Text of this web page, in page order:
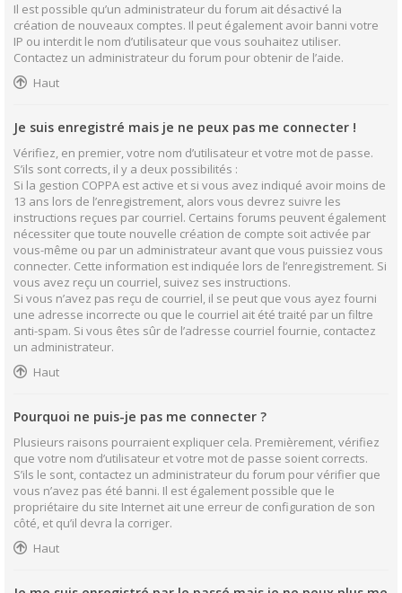
Il est possible qu’un administrateur du forum ait désactivé la
création de nouveaux comptes. Il peut également avoir banni votre
IP ou interdit le nom d’utilisateur que vous souhaitez utiliser.
Contactez un administrateur du forum pour obtenir de l’aide.
Haut
Je suis enregistré mais je ne peux pas me connecter !
Vérifiez, en premier, votre nom d’utilisateur et votre mot de passe.
S’ils sont corrects, il y a deux possibilités :
Si la gestion COPPA est active et si vous avez indiqué avoir moins de
13 ans lors de l’enregistrement, alors vous devrez suivre les
instructions reçues par courriel. Certains forums peuvent également
nécessiter que toute nouvelle création de compte soit activée par
vous-même ou par un administrateur avant que vous puissiez vous
connecter. Cette information est indiquée lors de l’enregistrement. Si
vous avez reçu un courriel, suivez ses instructions.
Si vous n’avez pas reçu de courriel, il se peut que vous ayez fourni
une adresse incorrecte ou que le courriel ait été traité par un filtre
anti-spam. Si vous êtes sûr de l’adresse courriel fournie, contactez
un administrateur.
Haut
Pourquoi ne puis-je pas me connecter ?
Plusieurs raisons pourraient expliquer cela. Premièrement, vérifiez
que votre nom d’utilisateur et votre mot de passe soient corrects.
S’ils le sont, contactez un administrateur du forum pour vérifier que
vous n’avez pas été banni. Il est également possible que le
propriétaire du site Internet ait une erreur de configuration de son
côté, et qu’il devra la corriger.
Haut